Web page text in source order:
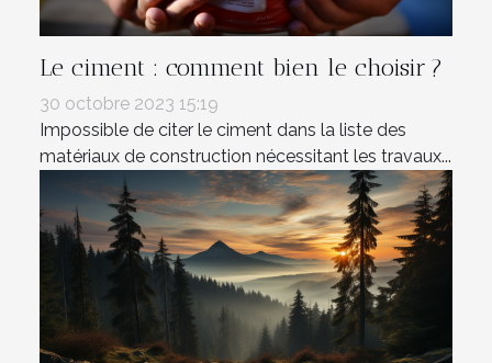
Le ciment : comment bien le choisir ?
30 octobre 2023 15:19
Impossible de citer le ciment dans la liste des
matériaux de construction nécessitant les travaux...